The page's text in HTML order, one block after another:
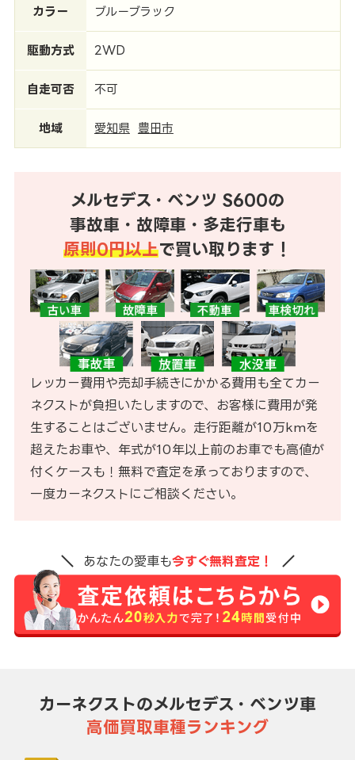
カラー ブルーブラック
駆動方式 2WD
自走可否 不可
地域 愛知県 豊田市
メルセデス・ベンツ S600の
事故車・故障車・多走行車も
原則0円以上で買い取ります！
レッカー費用や売却手続きにかかる費用も全てカー
ネクストが負担いたしますので、お客様に費用が発
生することはございません。走行距離が10万kmを
超えたお車や、年式が10年以上前のお車でも高値が
付くケースも！無料で査定を承っておりますので、
一度カーネクストにご相談ください。
あなたの愛車も今すぐ無料査定！
カーネクストのメルセデス・ベンツ車
高価買取車種ランキング